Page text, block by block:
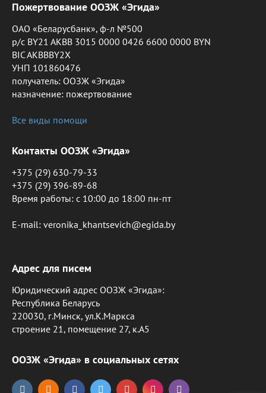
Пожертвование ООЗЖ «Эгида»
ОАО «Беларусбанк», ф-л №500
р/с BY21 AKBB 3015 0000 0426 6600 0000 BYN
BIC AKBBBY2X
УНП 101860476
получатель: ООЗЖ «Эгида»
назначение: пожертвование
Все виды помощи
Контакты ООЗЖ «Эгида»
+375 (29) 630-79-33
+375 (29) 396-89-68
Время работы: c 10:00 до 18:00 пн-пт
E-mail: veronika_khantsevich@egida.by
Адрес для писем
Юридический адрес ООЗЖ «Эгида»:
Республика Беларусь
220030, г.Минск, ул.К.Маркса
строение 21, помещение 27, к.А5
ООЗЖ «Эгида» в социальных сетях